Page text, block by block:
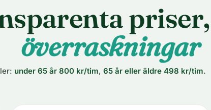
priser,
överraskningar
under 65 år 800 kr/tim, 65 år eller äldre 498 kr/tim.